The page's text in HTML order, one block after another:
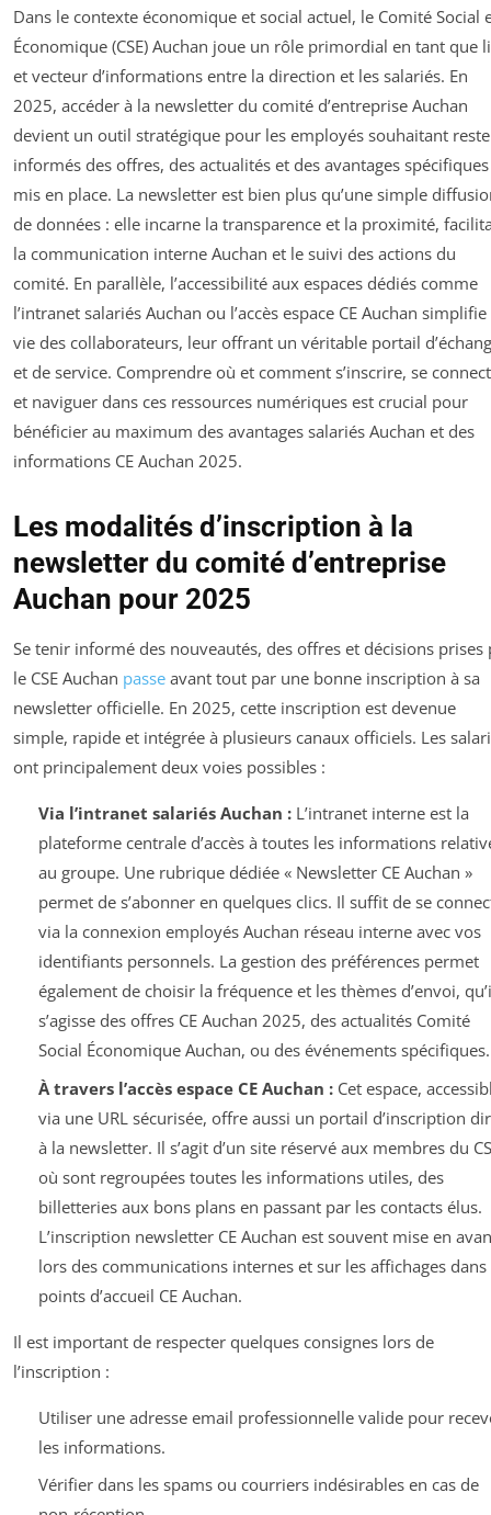
Dans le contexte économique et social actuel, le Comité Social
Économique (CSE) Auchan joue un rôle primordial en tant que
et vecteur d’informations entre la direction et les salariés. En
2025, accéder à la newsletter du comité d’entreprise Auchan
devient un outil stratégique pour les employés souhaitant
informés des offres, des actualités et des avantages spécifiques
mis en place. La newsletter est bien plus qu’une simple
de données : elle incarne la transparence et la proximité,
la communication interne Auchan et le suivi des actions du
comité. En parallèle, l’accessibilité aux espaces dédiés comme
l’intranet salariés Auchan ou l’accès espace CE Auchan simplifie
vie des collaborateurs, leur offrant un véritable portail
et de service. Comprendre où et comment s’inscrire, se
et naviguer dans ces ressources numériques est crucial pour
bénéficier au maximum des avantages salariés Auchan et des
informations CE Auchan 2025.
Les modalités d’inscription à la
newsletter du comité d’entreprise
Auchan pour 2025
Se tenir informé des nouveautés, des offres et décisions prises
le CSE Auchan passe avant tout par une bonne inscription à sa
newsletter officielle. En 2025, cette inscription est devenue
simple, rapide et intégrée à plusieurs canaux officiels. Les
ont principalement deux voies possibles :
Via l’intranet salariés Auchan :L’intranet interne est la
plateforme centrale d’accès à toutes les informations
au groupe. Une rubrique dédiée « Newsletter CE Auchan »
permet de s’abonner en quelques clics. Il suffit de se
via la connexion employés Auchan réseau interne avec vos
identifiants personnels. La gestion des préférences permet
également de choisir la fréquence et les thèmes d’envoi,
s’agisse des offres CE Auchan 2025, des actualités Comité
Social Économique Auchan, ou des événements spécifiques.
À travers l’accès espace CE Auchan :Cet espace,
via une URL sécurisée, offre aussi un portail d’inscription
à la newsletter. Il s’agit d’un site réservé aux membres du
où sont regroupées toutes les informations utiles, des
billetteries aux bons plans en passant par les contacts élus.
L’inscription newsletter CE Auchan est souvent mise en
lors des communications internes et sur les affichages dans
points d’accueil CE Auchan.
Il est important de respecter quelques consignes lors de
l’inscription :
Utiliser une adresse email professionnelle valide pour
les informations.
Vérifier dans les spams ou courriers indésirables en cas de